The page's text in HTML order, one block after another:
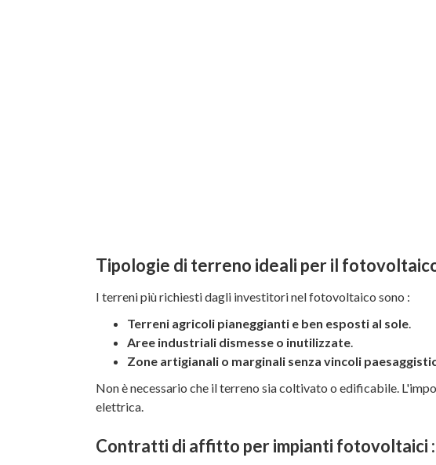
Tipologie di terreno ideali per il
I terreni più richiesti dagli investitori nel fotovoltaico sono :
Terreni agricoli pianeggianti e ben esposti al sole.
Aree industriali dismesse o inutilizzate.
Zone artigianali o marginali senza vincoli
Non è necessario che il terreno sia coltivato o edificabile.
elettrica.
Contratti di affitto per impianti fotovoltaici :